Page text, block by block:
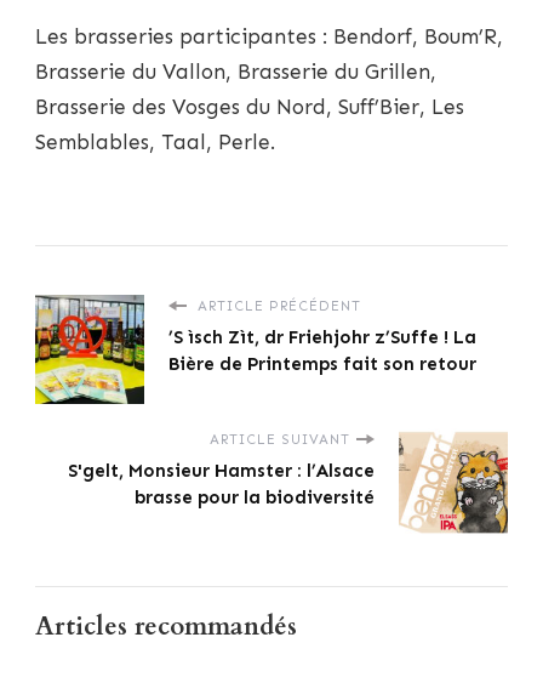
Les brasseries participantes : Bendorf, Boum’R,
Brasserie du Vallon, Brasserie du Grillen,
Brasserie des Vosges du Nord, Suff’Bier, Les
Semblables, Taal, Perle.
ARTICLE PRÉCÉDENT
’S ìsch Zìt, dr Friehjohr z’Suffe ! La
Bière de Printemps fait son retour
ARTICLE SUIVANT
S'gelt, Monsieur Hamster : l’Alsace
brasse pour la biodiversité
Articles recommandés